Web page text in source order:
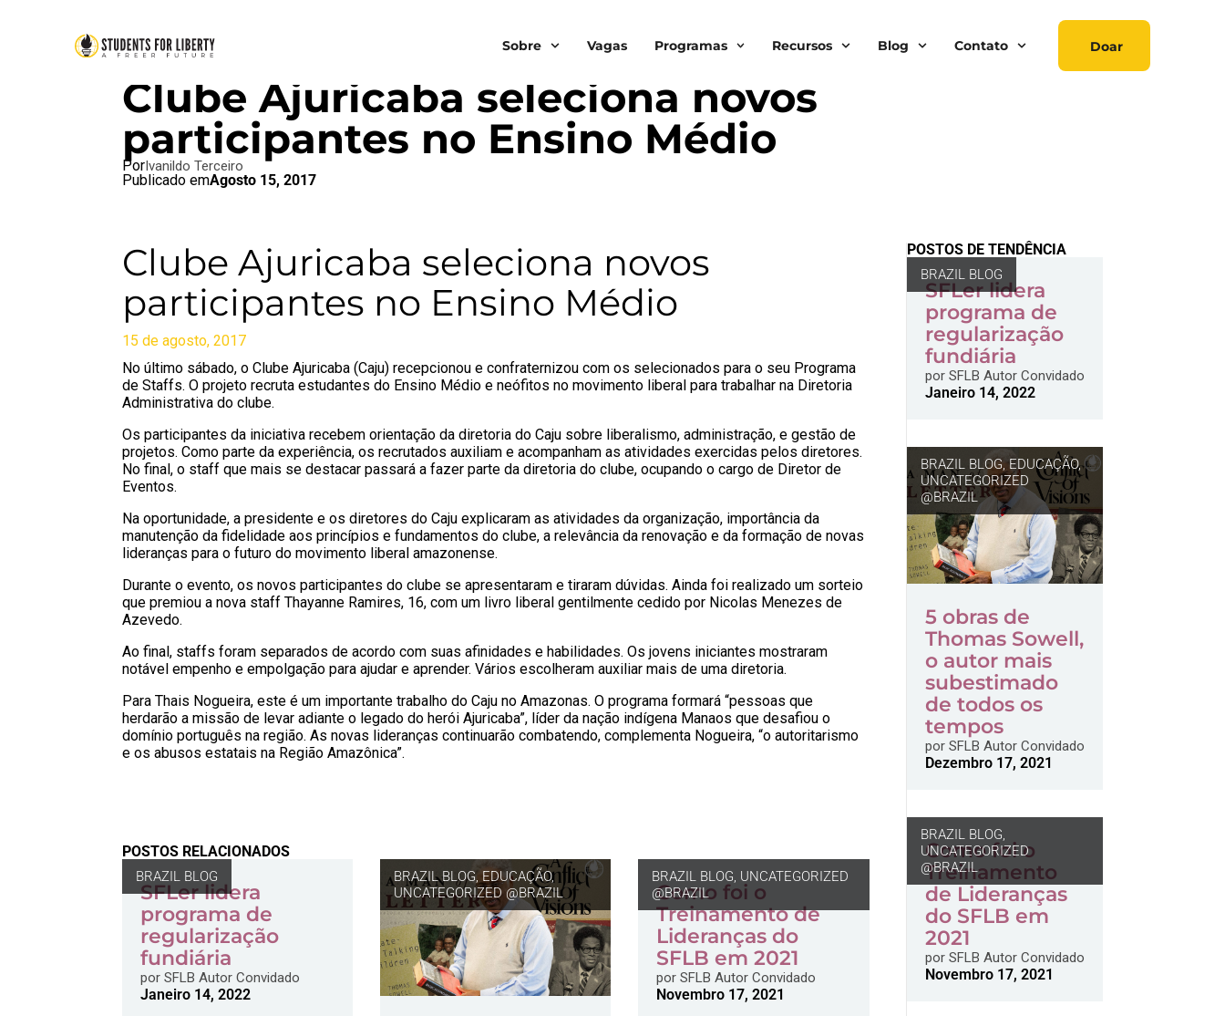
Sobre Vagas Programas Recursos Blog Contato Doar
Clube Ajuricaba seleciona novos
participantes no Ensino Médio
PorIvanildo Terceiro
Publicado emAgosto 15, 2017
Clube Ajuricaba seleciona novos
participantes no Ensino Médio
15 de agosto, 2017
No último sábado, o Clube Ajuricaba (Caju) recepcionou e confraternizou com os selecionados para o seu Programa
de Staffs. O projeto recruta estudantes do Ensino Médio e neófitos no movimento liberal para trabalhar na Diretoria
Administrativa do clube.
Os participantes da iniciativa recebem orientação da diretoria do Caju sobre liberalismo, administração, e gestão de
projetos. Como parte da experiência, os recrutados auxiliam e acompanham as atividades exercidas pelos diretores.
No final, o staff que mais se destacar passará a fazer parte da diretoria do clube, ocupando o cargo de Diretor de
Eventos.
Na oportunidade, a presidente e os diretores do Caju explicaram as atividades da organização, importância da
manutenção da fidelidade aos princípios e fundamentos do clube, a relevância da renovação e da formação de novas
lideranças para o futuro do movimento liberal amazonense.
Durante o evento, os novos participantes do clube se apresentaram e tiraram dúvidas. Ainda foi realizado um sorteio
que premiou a nova staff Thayanne Ramires, 16, com um livro liberal gentilmente cedido por Nicolas Menezes de
Azevedo.
Ao final, staffs foram separados de acordo com suas afinidades e habilidades. Os jovens iniciantes mostraram
notável empenho e empolgação para ajudar e aprender. Vários escolheram auxiliar mais de uma diretoria.
Para Thais Nogueira, este é um importante trabalho do Caju no Amazonas. O programa formará “pessoas que
herdarão a missão de levar adiante o legado do herói Ajuricaba”, líder da nação indígena Manaos que desafiou o
domínio português na região. As novas lideranças continuarão combatendo, complementa Nogueira, “o autoritarismo
e os abusos estatais na Região Amazônica”.
POSTOS RELACIONADOS
BRAZIL BLOG
SFLer lidera
programa de
regularização
fundiária
por SFLB Autor Convidado
Janeiro 14, 2022
BRAZIL BLOG,EDUCAÇÃO,
UNCATEGORIZED @BRAZIL
BRAZIL BLOG, UNCATEGORIZED
@BRAZIL
Como foi o
Treinamento de
Lideranças do
SFLB em 2021
por SFLB Autor Convidado
Novembro 17, 2021
POSTOS DE TENDÊNCIA
BRAZIL BLOG
SFLer lidera
programa de
regularização
fundiária
porSFLB Autor Convidado
Janeiro 14, 2022
BRAZIL BLOG,EDUCAÇÃO,
UNCATEGORIZED
@BRAZIL
5 obras de
Thomas Sowell,
o autor mais
subestimado
de todos os
tempos
porSFLB Autor Convidado
Dezembro 17, 2021
BRAZIL BLOG,
UNCATEGORIZED
@BRAZIL
Como foi o
Treinamento
de Lideranças
do SFLB em
2021
porSFLB Autor Convidado
Novembro 17, 2021